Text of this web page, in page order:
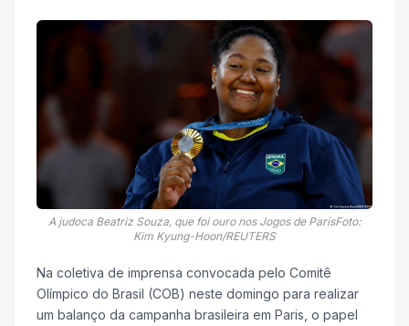
A judoca Beatriz Souza, que foi ouro nos Jogos de ParisFoto:
Kim Kyung-Hoon/REUTERS
Na coletiva de imprensa convocada pelo Comitê
Olímpico do Brasil (COB) neste domingo para realizar
um balanço da campanha brasileira em Paris, o papel